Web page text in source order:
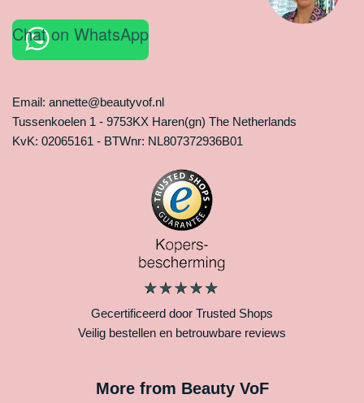
Chat on WhatsApp
Email: annette@beautyvof.nl
Tussenkoelen 1 - 9753KX Haren(gn) The Netherlands
KvK: 02065161 - BTWnr: NL807372936B01
Gecertificeerd door Trusted Shops
Veilig bestellen en betrouwbare reviews
More from Beauty VoF